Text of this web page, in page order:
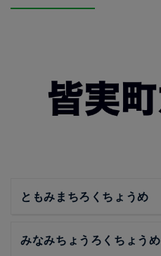
ともみまちろくちょうめ
みなみちょうろくちょうめ